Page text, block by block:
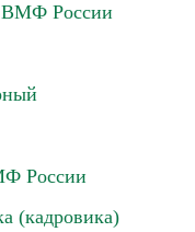
ВМФ России
России
(кадровика)